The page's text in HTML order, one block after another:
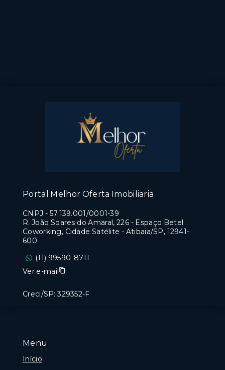
Menu
Início
Portal Melhor Oferta Imobiliaria
CNPJ - 57.139.001/0001-39
R. João Soares do Amaral, 226 - Espaço Betel
Coworking, Cidade Satélite - Atibaia/SP, 12941-
600
(11) 99590-8711
Ver e-mail
Creci/SP: 329352-F